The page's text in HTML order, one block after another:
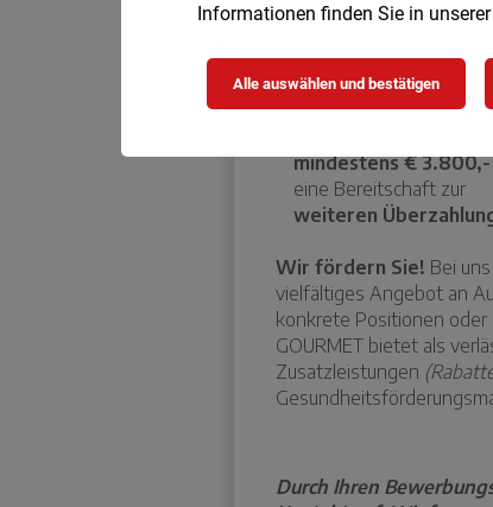
Informationen finden Sie in unserer
Alle auswählen und bestätigen